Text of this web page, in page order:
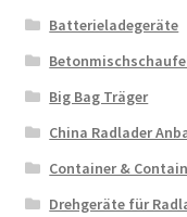
Batterieladegeräte
Big Bag Träger
China Radlader
Container &
Drehgeräte für